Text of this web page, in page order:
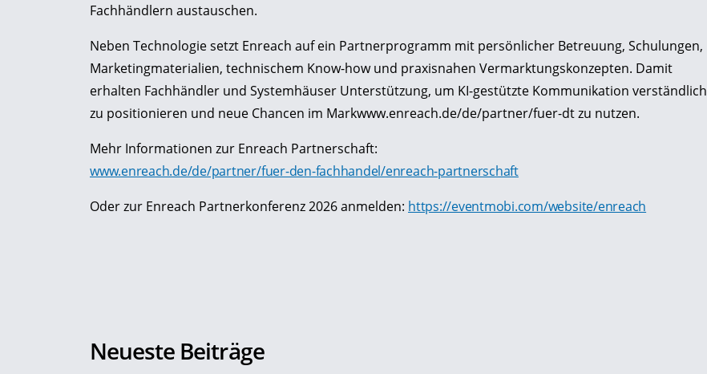
Fachhändlern austauschen.
Neben Technologie setzt Enreach auf ein Partnerprogramm mit persönlicher Betreuung, Schulungen,
Marketingmaterialien, technischem Know-how und praxisnahen Vermarktungskonzepten. Damit
erhalten Fachhändler und Systemhäuser Unterstützung, um KI-gestützte Kommunikation verständlich
zu positionieren und neue Chancen im Markwww.enreach.de/de/partner/fuer-dt zu nutzen.
Mehr Informationen zur Enreach Partnerschaft:
www.enreach.de/de/partner/fuer-den-fachhandel/enreach-partnerschaft
Oder zur Enreach Partnerkonferenz 2026 anmelden: https://eventmobi.com/website/enreach
Neueste Beiträge